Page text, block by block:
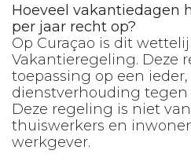
Hoeveel vakantiedagen
per jaar recht op?
Op Curaçao is dit
Vakantieregeling. Deze
toepassing op een
dienstverhouding tegen
Deze regeling is niet
thuiswerkers en
werkgever.